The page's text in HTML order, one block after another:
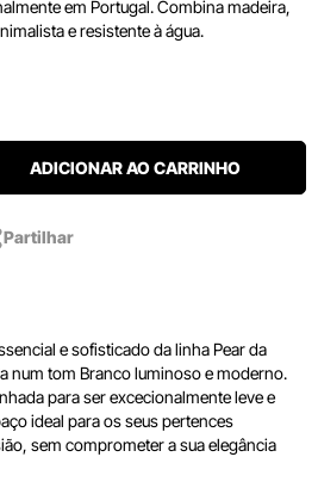
em Portugal. Combina madeira,
e resistente à água.
ADICIONAR AO CARRINHO
Partilhar
e sofisticado da linha Pear da
num tom Branco luminoso e moderno.
para ser excecionalmente leve e
ideal para os seus pertences
sem comprometer a sua elegância